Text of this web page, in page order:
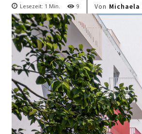
Lesezeit: 1 Min. 9 Von Michaela